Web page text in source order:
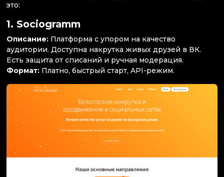
это:
1. Sociogramm
Описание: Платформа с упором на качество
аудитории. Доступна накрутка живых друзей в ВК.
Есть защита от списаний и ручная модерация.
Формат: Платно, быстрый старт, API-режим.